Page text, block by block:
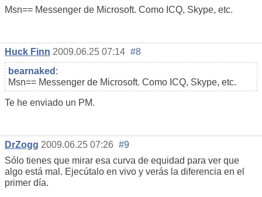
Msn== Messenger de Microsoft. Como ICQ, Skype, etc.
Huck Finn 2009.06.25 07:14 #8
bearnaked :
Msn== Messenger de Microsoft. Como ICQ, Skype, etc.
Te he enviado un PM.
DrZogg 2009.06.25 07:26 #9
Sólo tienes que mirar esa curva de equidad para ver que
algo está mal. Ejecútalo en vivo y verás la diferencia en el
primer día.